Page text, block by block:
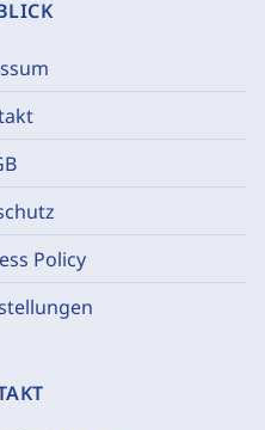
Policy